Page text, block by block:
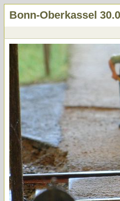
Bonn-Oberkassel